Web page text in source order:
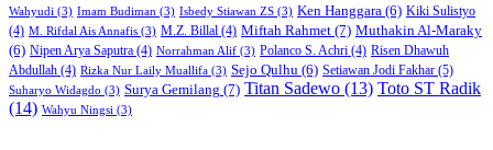
Wahyudi (3) Imam Budiman (3) Isbedy Stiawan ZS (3) Ken Hanggara (6) Kiki Sulistyo
(4) M. Rifdal Ais Annafis (3) M.Z. Billal (4) Miftah Rahmet (7) Muthakin Al-Maraky
(6) Nipen Arya Saputra (4) Norrahman Alif (3) Polanco S. Achri (4) Risen Dhawuh
Abdullah (4) Rizka Nur Laily Muallifa (3) Sejo Qulhu (6) Setiawan Jodi Fakhar (5)
Suharyo Widagdo (3) Surya Gemilang (7) Titan Sadewo (13) Toto ST Radik
(14) Wahyu Ningsi (3)